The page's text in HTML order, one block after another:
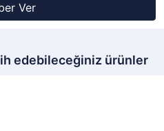
Ver
edebileceğiniz ürünler